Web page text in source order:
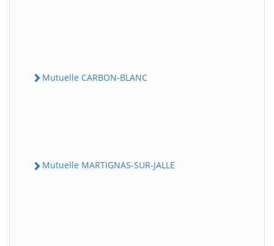
Mutuelle CARBON-BLANC
Mutuelle MARTIGNAS-SUR-JALLE